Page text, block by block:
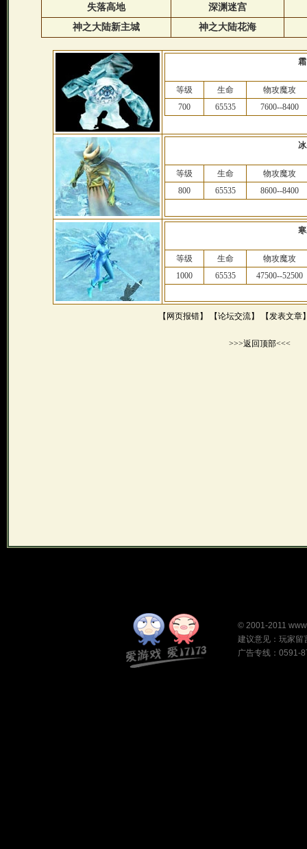
失落高地
深渊迷宫
神之大陆新主城
神之大陆花海
等级 生命
物攻魔攻
700
65535 7600--8400
等级 生命
物攻魔攻
800
65535 8600--8400
等级 生命
物攻魔攻
1000
65535 47500--52500
【网页报错】 【论坛交流】 【发表文章
>>>返回顶部<<<
© 2001-2011
建议意见： 玩家留
广告专线：